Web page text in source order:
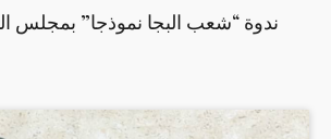
ندوة “شعب البجا نموذجا” بمجلس